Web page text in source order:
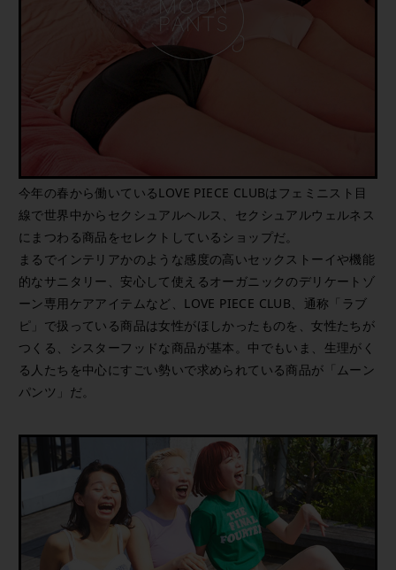
今年の春から働いているLOVE PIECE CLUBはフェミニスト目
線で世界中からセクシュアルヘルス、セクシュアルウェルネス
にまつわる商品をセレクトしているショップだ。
まるでインテリアかのような感度の高いセックストーイや機能
的なサニタリー、安心して使えるオーガニックのデリケートゾ
ーン専用ケアアイテムなど、LOVE PIECE CLUB、通称「ラブ
ピ」で扱っている商品は女性がほしかったものを、女性たちが
つくる、シスターフッドな商品が基本。中でもいま、生理がく
る人たちを中心にすごい勢いで求められている商品が「ムーン
パンツ」だ。